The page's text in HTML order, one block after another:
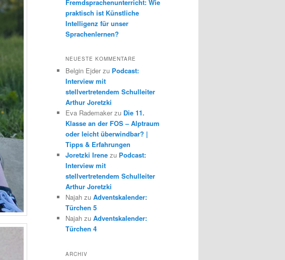
Fremdsprachenunterricht: Wie
praktisch ist Künstliche
Intelligenz für unser
Sprachenlernen?
NEUESTE KOMMENTARE
Belgin Ejder zu Podcast:
Interview mit
stellvertretendem Schulleiter
Arthur Joretzki
Eva Rademaker zu Die 11.
Klasse an der FOS – Alptraum
oder leicht überwindbar? |
Tipps & Erfahrungen
Joretzki Irene zu Podcast:
Interview mit
stellvertretendem Schulleiter
Arthur Joretzki
Najah zu Adventskalender:
Türchen 5
Najah zu Adventskalender:
Türchen 4
ARCHIV